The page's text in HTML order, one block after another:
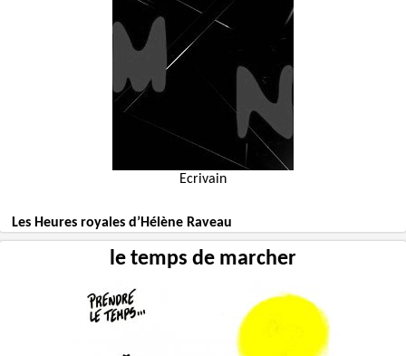
Ecrivain
Les Heures royales d’Hélène Raveau
le temps de marcher